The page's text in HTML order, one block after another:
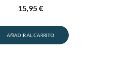
15,95€
AÑADIR AL CARRITO